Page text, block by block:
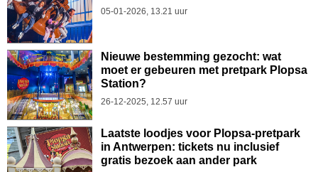
05-01-2026, 13.21 uur
Nieuwe bestemming gezocht: wat
moet er gebeuren met pretpark Plopsa
Station?
26-12-2025, 12.57 uur
Laatste loodjes voor Plopsa-pretpark
in Antwerpen: tickets nu inclusief
gratis bezoek aan ander park